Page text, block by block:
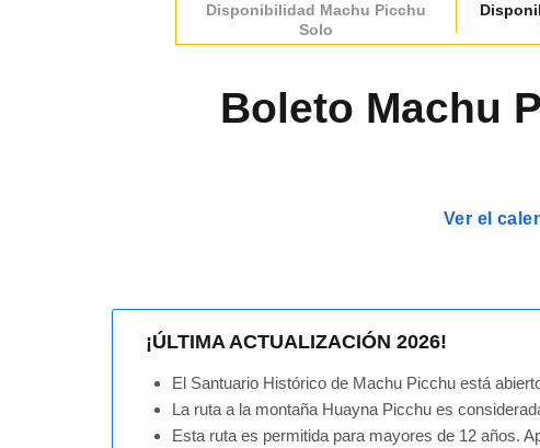
Disponibilidad Machu Picchu
Solo
Boleto Machu
Ver el
¡ÚLTIMA ACTUALIZACIÓN 2026!
El Santuario Histórico de Machu Picchu está
La ruta a la montaña Huayna Picchu es
Esta ruta es permitida para mayores de 12 años.